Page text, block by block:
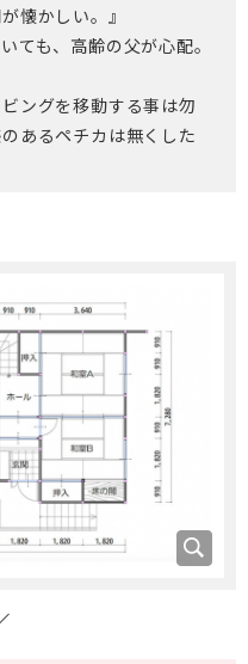
懐かしい。』
ても、高齢の父が心配。
ングを移動する事は勿
あるペチカは無くした